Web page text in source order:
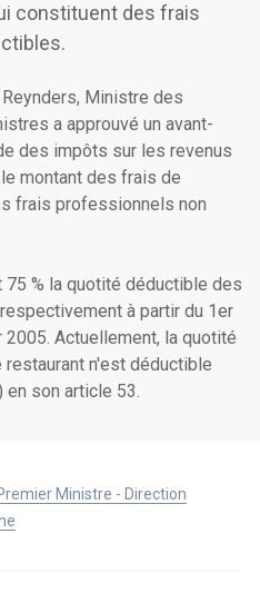
constituent des frais
Ministre des
a approuvé un avant-
des impôts sur les revenus
montant des frais de
frais professionnels non
75 % la quotité déductible des
à partir du 1er
Actuellement, la quotité
n'est déductible
en son article 53.
Ministre - Direction